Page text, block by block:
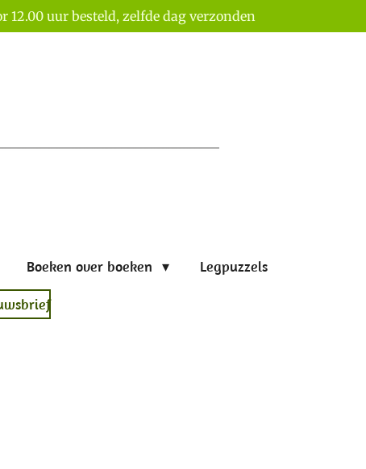
12.00 uur besteld, zelfde dag verzonden
Boeken over boeken Legpuzzels